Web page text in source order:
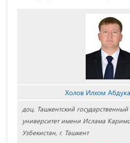
Холов Илхом
доц. Ташкентский государственный
университет имени Ислама
Узбекистан, г. Ташкент